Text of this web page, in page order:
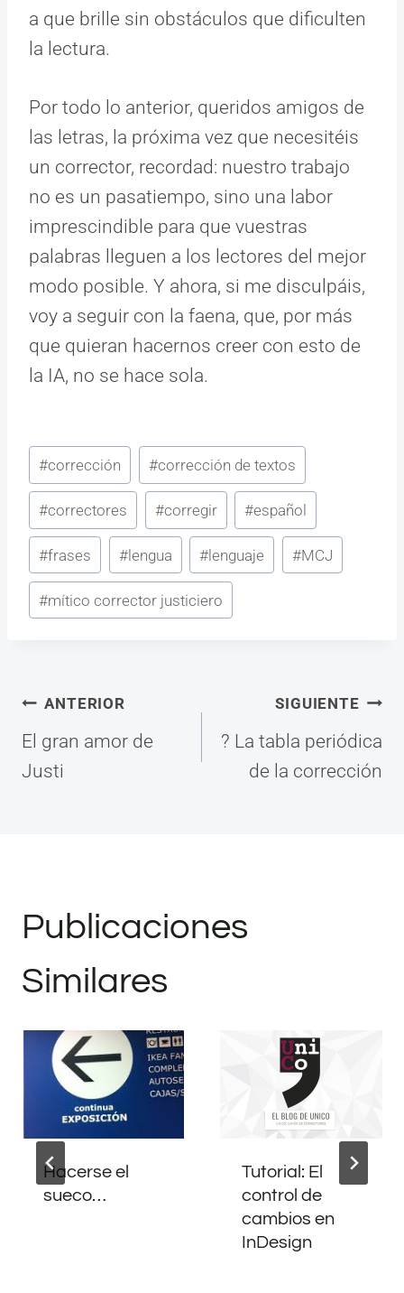
a que brille sin obstáculos que dificulten
la lectura.
Por todo lo anterior, queridos amigos de
las letras, la próxima vez que necesitéis
un corrector, recordad: nuestro trabajo
no es un pasatiempo, sino una labor
imprescindible para que vuestras
palabras lleguen a los lectores del mejor
modo posible. Y ahora, si me disculpáis,
voy a seguir con la faena, que, por más
que quieran hacernos creer con esto de
la IA, no se hace sola.
Etiquetas
de
la
entrada:
#corrección #corrección de textos
#correctores #corregir #español
#frases #lengua #lenguaje #MCJ
#mítico corrector justiciero
Navegación
de
ANTERIOR
El gran amor de
Justi
SIGUIENTE
? La tabla periódica
de la corrección
Publicaciones
Similares
Hacerse el
sueco…
Tutorial: El
control de
cambios en
InDesign